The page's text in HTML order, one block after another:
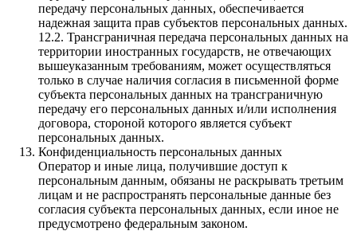
передачу персональных данных, обеспечивается
надежная защита прав субъектов персональных данных.
12.2. Трансграничная передача персональных данных на
территории иностранных государств, не отвечающих
вышеуказанным требованиям, может осуществляться
только в случае наличия согласия в письменной форме
субъекта персональных данных на трансграничную
передачу его персональных данных и/или исполнения
договора, стороной которого является субъект
персональных данных.
Конфиденциальность персональных данных
Оператор и иные лица, получившие доступ к
персональным данным, обязаны не раскрывать третьим
лицам и не распространять персональные данные без
согласия субъекта персональных данных, если иное не
предусмотрено федеральным законом.